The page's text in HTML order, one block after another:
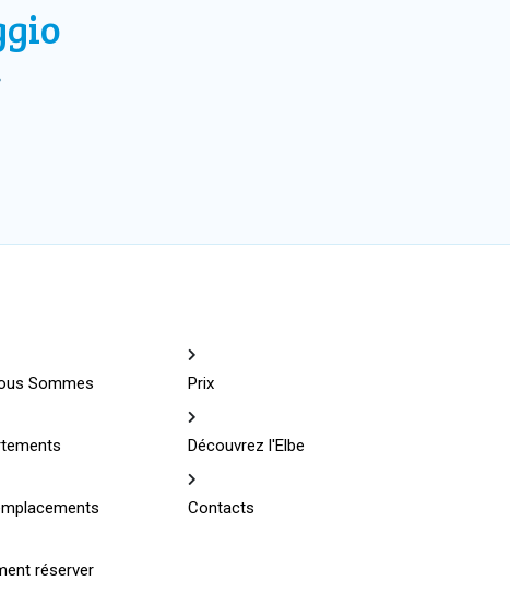
Sommes
réserver
Prix
Découvrez l'Elbe
Contacts